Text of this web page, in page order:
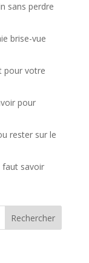
sans perdre
brise-vue
pour votre
pour
rester sur le
faut savoir